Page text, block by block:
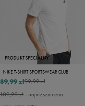
PRODUKT SPECJALNY
NIKE T-SHIRT SPORTSWEAR CLUB
99,99 zł
89,99 zł
109,99 zł- najniższa cena